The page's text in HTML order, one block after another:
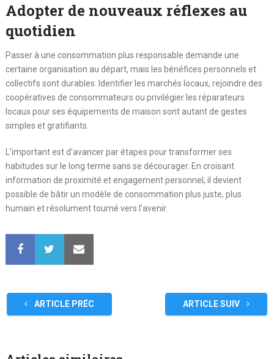
Adopter de nouveaux réflexes au
quotidien
Passer à une consommation plus responsable demande une
certaine organisation au départ, mais les bénéfices personnels et
collectifs sont durables. Identifier les marchés locaux, rejoindre des
coopératives de consommateurs ou privilégier les réparateurs
locaux pour ses équipements de maison sont autant de gestes
simples et gratifiants.
L’important est d’avancer par étapes pour transformer ses
habitudes sur le long terme sans se décourager. En croisant
information de proximité et engagement personnel, il devient
possible de bâtir un modèle de consommation plus juste, plus
humain et résolument tourné vers l’avenir.
ARTICLE PRÉC ARTICLE SUIV